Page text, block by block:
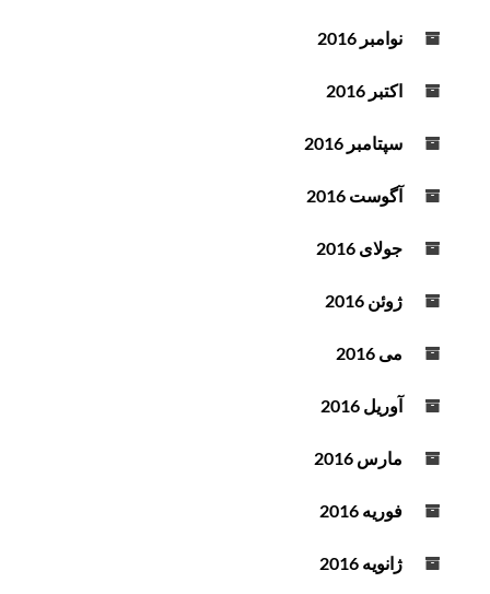
نوامبر 2016
اکتبر 2016
سپتامبر 2016
آگوست 2016
جولای 2016
ژوئن 2016
می 2016
آوریل 2016
مارس 2016
فوریه 2016
ژانویه 2016